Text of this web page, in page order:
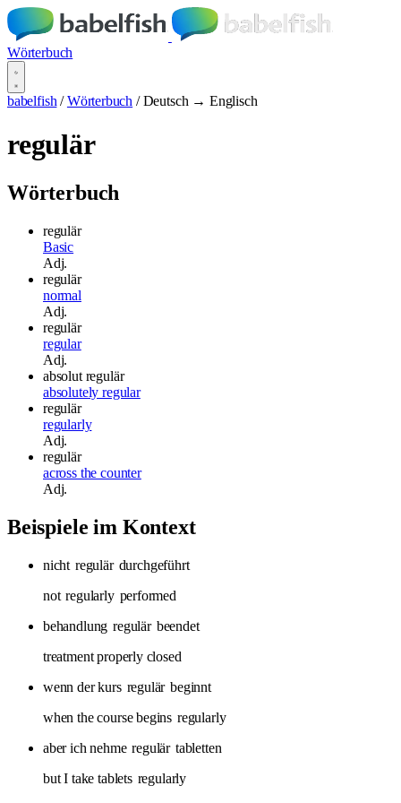
Wörterbuch
babelfish / Wörterbuch / Deutsch → Englisch
regulär
Wörterbuch
regulär
Basic
Adj.
regulär
normal
Adj.
regulär
regular
Adj.
absolut regulär
absolutely regular
regulär
regularly
Adj.
regulär
across the counter
Adj.
Beispiele im Kontext
nicht regulär durchgeführt
not regularly performed
behandlung regulär beendet
treatment properly closed
wenn der kurs regulär beginnt
when the course begins regularly
aber ich nehme regulär tabletten
but I take tablets regularly